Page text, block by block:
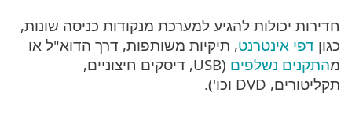
חדירות יכולות להגיע למערכת מנקודות כניסה שונות,
כגון דפי אינטרנט, תיקיות משותפות, דרך הדוא"ל או
מהתקנים נשלפים
(USB, דיסקים חיצוניים,
תקליטורים, DVD וכו').